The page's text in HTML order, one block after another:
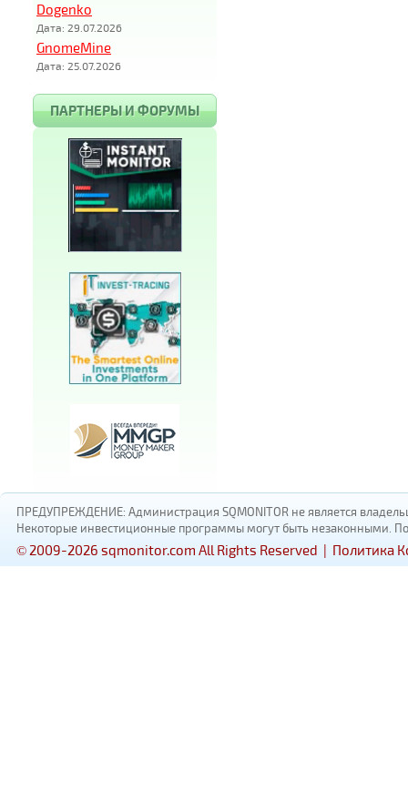
Dogenko
Дата: 29.07.2026
GnomeMine
Дата: 25.07.2026
ПАРТНЕРЫ И ФОРУМЫ
ПРЕДУПРЕЖДЕНИЕ: Администрация SQMONITOR не является
Некоторые инвестиционные программы могут быть незаконными.
© 2009-2026 sqmonitor.com All Rights Reserved | Политика